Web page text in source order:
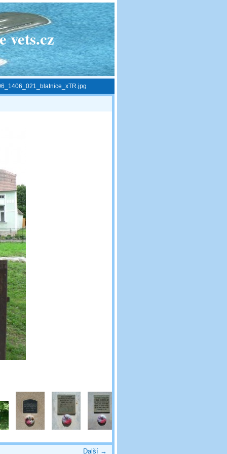
vets.cz
Další →